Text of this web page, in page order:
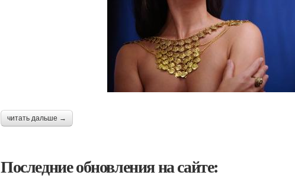
читать дальше →
Последние обновления на сайте: